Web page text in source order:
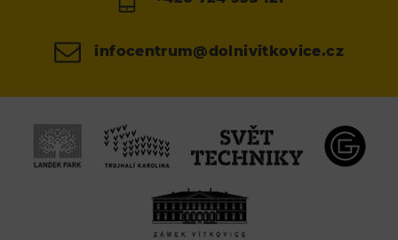
infocentrum@dolnivitkovice.cz